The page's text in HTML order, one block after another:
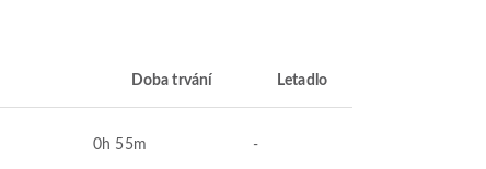
Doba trvání Letadlo
0h 55m -